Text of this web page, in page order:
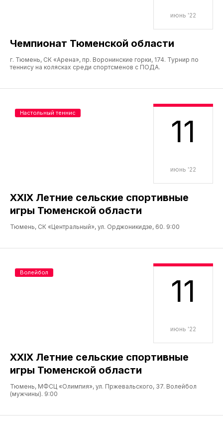
июнь '22
Чемпионат Тюменской области
г. Тюмень, СК «Арена», пр. Воронинские горки, 174. Турнир по
теннису на колясках среди спортсменов с ПОДА.
11
июнь '22
XXIX Летние сельские спортивные
игры Тюменской области
Тюмень, СК «Центральный», ул. Орджоникидзе, 60. 9:00
Настольный теннис
11
июнь '22
XXIX Летние сельские спортивные
игры Тюменской области
Тюмень, МФСЦ «Олимпия», ул. Пржевальского, 37. Волейбол
(мужчины). 9:00
Волейбол